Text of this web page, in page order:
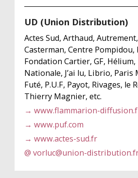
UD (Union Distribution)
Actes Sud, Arthaud,
Casterman, Centre Pompidou,
Fondation Cartier, GF,
Nationale, J’ai lu, Librio, Paris
Futé, P.U.F, Payot, Rivages, le
Thierry Magnier, etc.
→ www.flammarion-
→ www.puf.com
→ www.actes-sud.fr
@ vorluc@union-